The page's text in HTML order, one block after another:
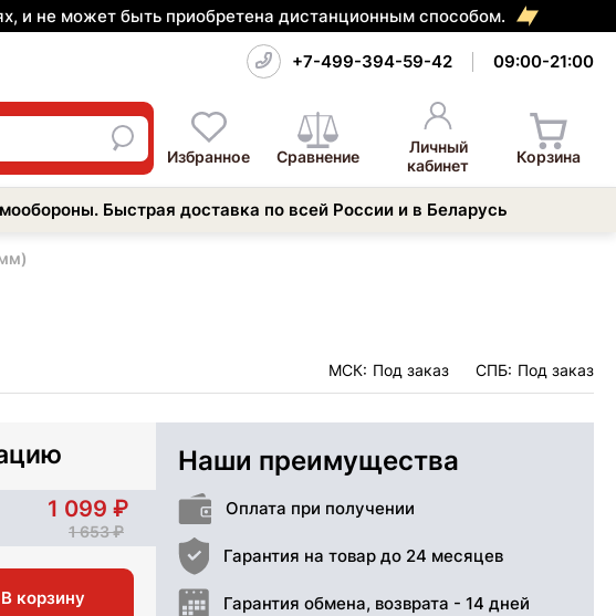
и не может быть приобретена дистанционным способом.
+7-499-394-59-42 09:00-21:00
Избранное Сравнение
Личный
кабинет
Корзина
Быстрая доставка по всей России и в Беларусь
МСК: Под заказ СПБ: Под заказ
1 099
1 653
В корзину
Наши преимущества
Оплата при получении
Гарантия на товар до 24 месяцев
Гарантия обмена, возврата - 14 дней